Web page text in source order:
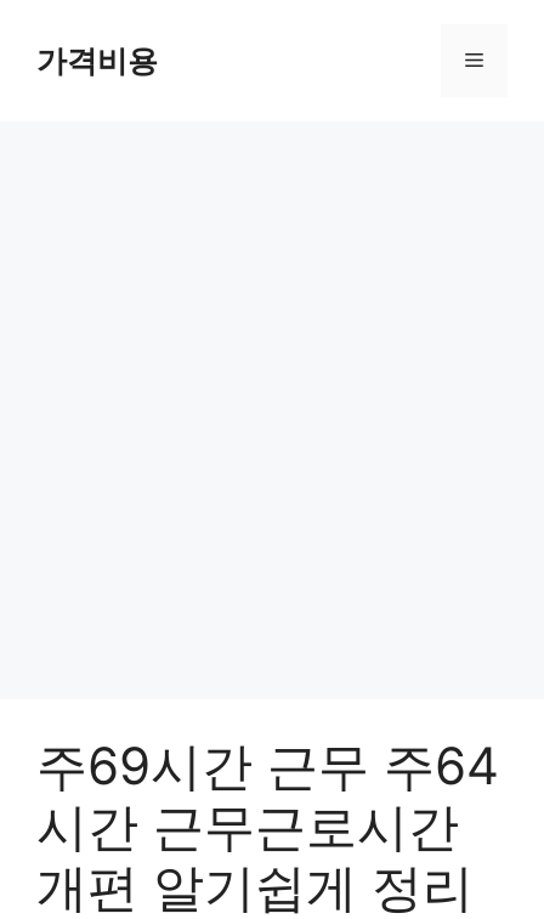
가격비용 메
주69시간 근무 주64
시간 근무근로시간
개편 알기쉽게 정리